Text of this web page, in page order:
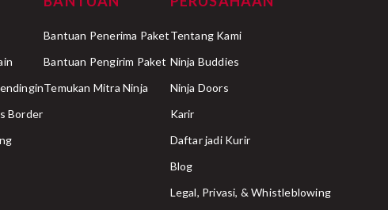
Border
Bantuan Penerima Paket
Bantuan Pengirim Paket
Temukan Mitra Ninja
Tentang Kami
Ninja Buddies
Ninja Doors
Karir
Daftar jadi Kurir
Blog
Legal, Privasi, & Whistleblowing